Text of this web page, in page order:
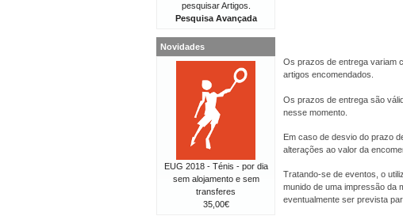
Os prazos de entrega variam
artigos encomendados.
Os prazos de entrega são
nesse momento.
Em caso de desvio do prazo
alterações ao valor da
Tratando-se de eventos, o
munido de uma impressão da
eventualmente ser prevista
pesquisar Artigos.
Pesquisa Avançada
Novidades
EUG 2018 - Ténis - por dia
sem alojamento e sem
transferes
35,00€